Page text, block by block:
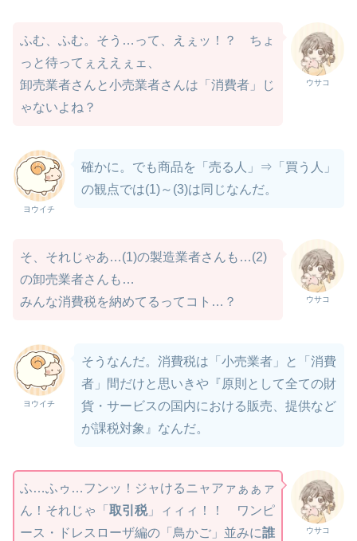
ウサコ
ふむ、ふむ。そう…って、えぇッ！？ ちょ
っと待ってぇええぇェ、
卸売業者さんと小売業者さんは「消費者」じ
ゃないよね？
ヨウイチ
確かに。でも商品を「売る人」⇒「買う人」
の観点では(1)～(3)は同じなんだ。
ウサコ
そ、それじゃあ…(1)の製造業者さんも…(2)
の卸売業者さんも…
みんな消費税を納めてるってコト…？
ヨウイチ
そうなんだ。消費税は「小売業者」と「消費
者」間だけと思いきや『原則として全ての財
貨・サービスの国内における販売、提供など
が課税対象』なんだ。
ウサコ
ふ…ふゥ…フンッ！ジャけるニャアァぁぁァ
ん！それじゃ「 取引税」ィィィ！！ ワンピ
ース・ドレスローザ編の「鳥かご」並みに誰